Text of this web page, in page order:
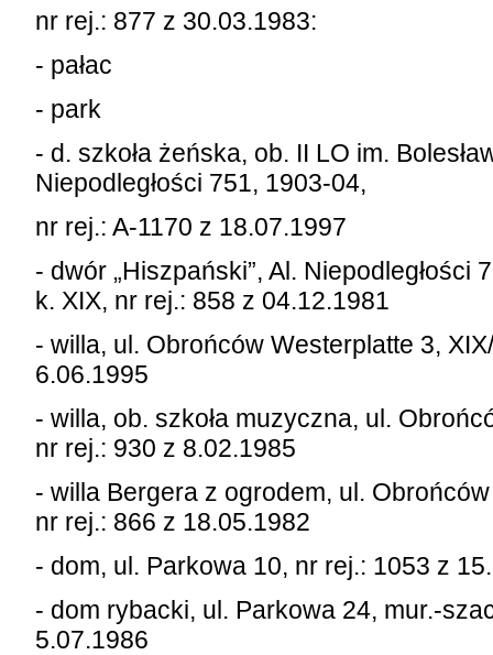
nr rej.: 877 z 30.03.1983:
- pałac
- park
- d. szkoła żeńska, ob. II LO im.
Niepodległości 751, 1903-04,
nr rej.: A-1170 z 18.07.1997
- dwór „Hiszpański”, Al. Niepodległości
k. XIX, nr rej.: 858 z 04.12.1981
- willa, ul. Obrońców Westerplatte 3,
6.06.1995
- willa, ob. szkoła muzyczna, ul.
nr rej.: 930 z 8.02.1985
- willa Bergera z ogrodem, ul.
nr rej.: 866 z 18.05.1982
- dom, ul. Parkowa 10, nr rej.: 1053 z
- dom rybacki, ul. Parkowa 24, mur.-
5.07.1986